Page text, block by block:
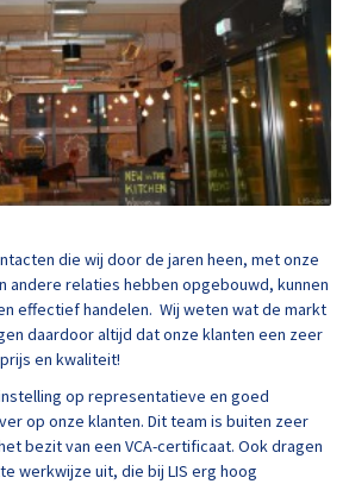
die wij door de jaren heen, met onze
andere relaties hebben opgebouwd, kunnen
effectief handelen. Wij weten wat de markt
daardoor altijd dat onze klanten een zeer
en kwaliteit!
op representatieve en goed
op onze klanten. Dit team is buiten zeer
bezit van een VCA-certificaat. Ook dragen
werkwijze uit, die bij LIS erg hoog